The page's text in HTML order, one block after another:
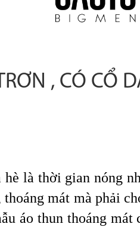
, CÓ CỔ
là thời gian nóng
mát mà phải
áo thun thoáng